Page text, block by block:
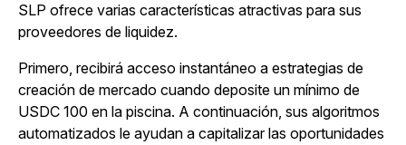
SLP ofrece varias características atractivas para sus
proveedores de liquidez.
Primero, recibirá acceso instantáneo a estrategias de
creación de mercado cuando deposite un mínimo de
USDC 100 en la piscina. A continuación, sus algoritmos
automatizados le ayudan a capitalizar las oportunidades